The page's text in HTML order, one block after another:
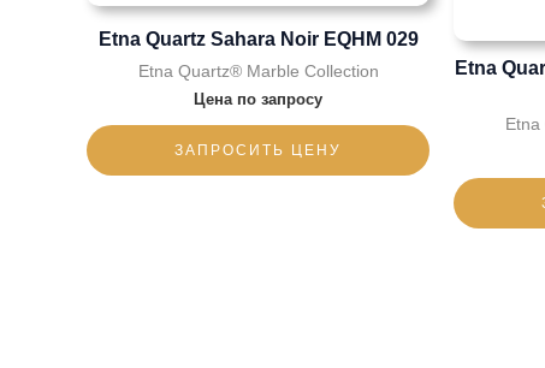
Etna Quartz Sahara Noir EQHM 029
Etna Quartz® Marble Collection
Цена по запросу
ЗАПРОСИТЬ ЦЕНУ
Etna